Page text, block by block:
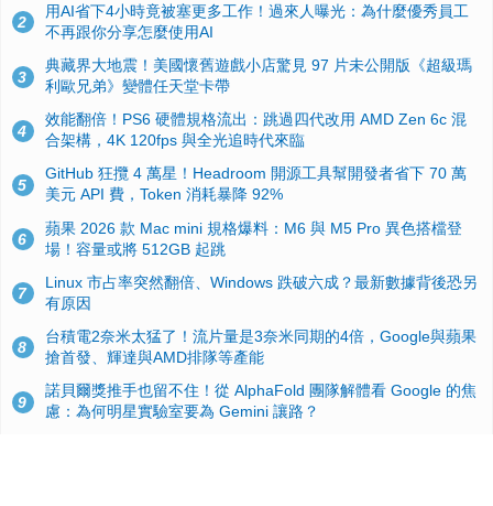
2
用AI省下4小時竟被塞更多工作！過來人曝光：為什麼優秀員工
不再跟你分享怎麼使用AI
3
典藏界大地震！美國懷舊遊戲小店驚見 97 片未公開版《超級瑪
利歐兄弟》變體任天堂卡帶
4
效能翻倍！PS6 硬體規格流出：跳過四代改用 AMD Zen 6c 混
合架構，4K 120fps 與全光追時代來臨
5
GitHub 狂攬 4 萬星！Headroom 開源工具幫開發者省下 70 萬
美元 API 費，Token 消耗暴降 92%
6
蘋果 2026 款 Mac mini 規格爆料：M6 與 M5 Pro 異色搭檔登
場！容量或將 512GB 起跳
7
Linux 市占率突然翻倍、Windows 跌破六成？最新數據背後恐另
有原因
8
台積電2奈米太猛了！流片量是3奈米同期的4倍，Google與蘋果
搶首發、輝達與AMD排隊等產能
9
諾貝爾獎推手也留不住！從 AlphaFold 團隊解體看 Google 的焦
慮：為何明星實驗室要為 Gemini 讓路？